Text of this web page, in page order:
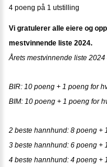
4 poeng på 1 utstilling
Vi gratulerer alle eiere og
mestvinnende liste 2024.
Årets mestvinnende liste
BIR: 10 poeng + 1 poeng for
BIM: 10 poeng + 1 poeng for
2 beste hannhund: 8 poeng +
3 beste hannhund: 6 poeng +
4 beste hannhund: 4 poeng +